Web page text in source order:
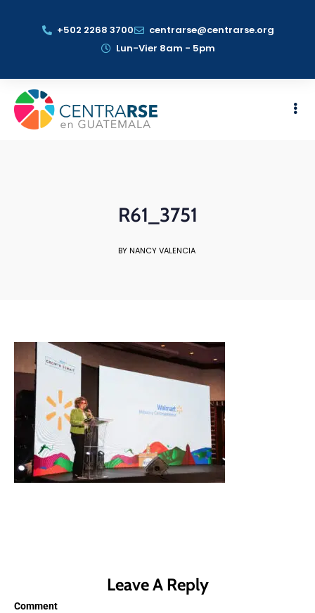
+502 2268 3700
centrarse@centrarse.org
Lun-Vier 8am - 5pm
R61_3751
BY NANCY VALENCIA
Leave A Reply
Comment